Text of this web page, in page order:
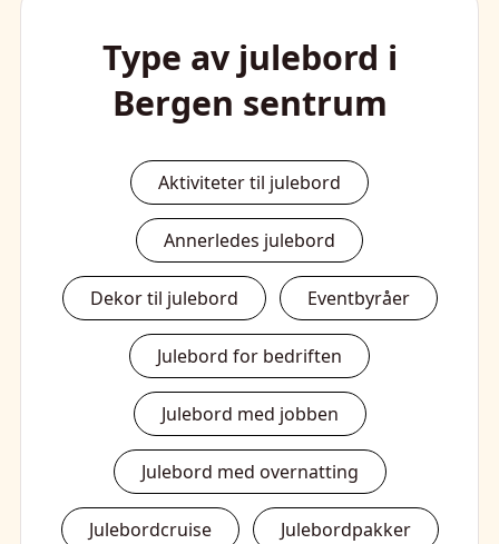
Type av julebord i
Bergen sentrum
Aktiviteter til julebord
Annerledes julebord
Dekor til julebord Eventbyråer
Julebord for bedriften
Julebord med jobben
Julebord med overnatting
Julebordcruise Julebordpakker